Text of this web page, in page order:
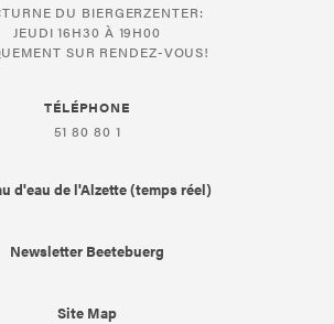
DU BIERGERZENTER:
JEUDI 16H30 À 19H00
SUR RENDEZ-VOUS!
TÉLÉPHONE
51 80 80 1
d'eau de l'Alzette (temps réel)
Newsletter Beetebuerg
Site Map